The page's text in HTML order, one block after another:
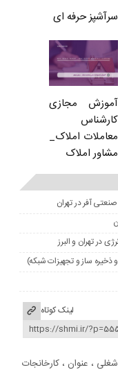
سرآشپز حرفه ای
آموزش مجازی
کارشناس
معاملات املاک_
مشاور املاک
آفر در تهران
در تهران و البرز
ساز و تجهیزات شبکه)
لینک کوتاه
شغلی ، عنوان ،کارخانجات